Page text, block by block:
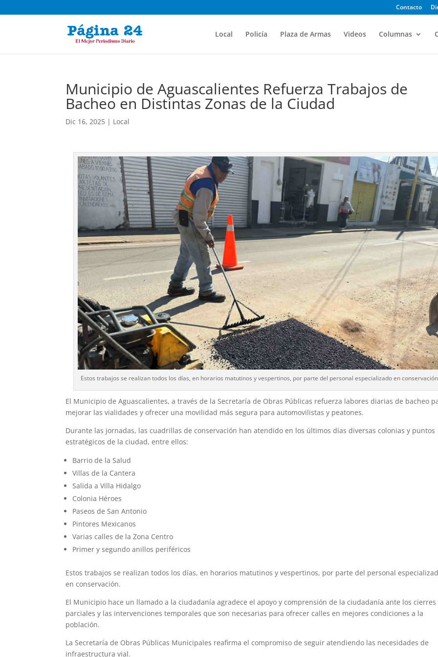
Contacto
Local Policía Plaza de Armas Videos Columnas
Municipio de Aguascalientes Refuerza Trabajos de
Bacheo en Distintas Zonas de la Ciudad
Dic 16, 2025 | Local
Estos trabajos se realizan todos los días, en horarios matutinos y vespertinos, por parte del personal especializado en conservación
El Municipio de Aguascalientes, a través de la Secretaría de Obras Públicas refuerza labores diarias de bacheo
mejorar las vialidades y ofrecer una movilidad más segura para automovilistas y peatones.
Durante las jornadas, las cuadrillas de conservación han atendido en los últimos días diversas colonias y puntos
estratégicos de la ciudad, entre ellos:
Barrio de la Salud
Villas de la Cantera
Salida a Villa Hidalgo
Colonia Héroes
Paseos de San Antonio
Pintores Mexicanos
Varias calles de la Zona Centro
Primer y segundo anillos periféricos
Estos trabajos se realizan todos los días, en horarios matutinos y vespertinos, por parte del personal
en conservación.
El Municipio hace un llamado a la ciudadanía agradece el apoyo y comprensión de la ciudadanía ante los cierres
parciales y las intervenciones temporales que son necesarias para ofrecer calles en mejores condiciones a la
población.
La Secretaría de Obras Públicas Municipales reafirma el compromiso de seguir atendiendo las necesidades de
infraestructura vial.